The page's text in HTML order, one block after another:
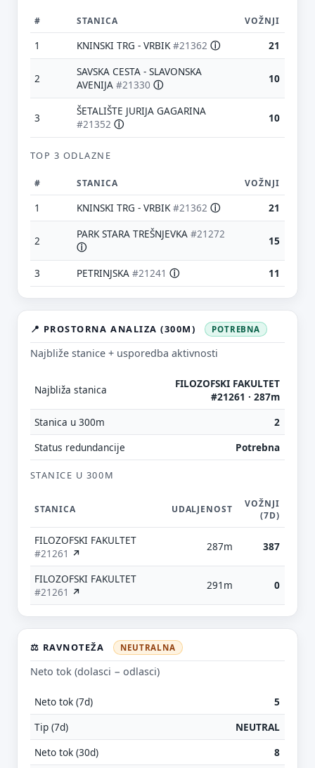
# STANICA VOŽNJI
1 KNINSKI TRG - VRBIK #21362 ⓘ 21
2
SAVSKA CESTA - SLAVONSKA
AVENIJA #21330 ⓘ 10
3
ŠETALIŠTE JURIJA GAGARINA
#21352 ⓘ 10
TOP 3 ODLAZNE
# STANICA VOŽNJI
1 KNINSKI TRG - VRBIK#21362 ⓘ 21
2
PARK STARA TREŠNJEVKA #21272
ⓘ
15
3 PETRINJSKA #21241 ⓘ 11
📍 PROSTORNA ANALIZA (300M) POTREBNA
Najbliže stanice + usporedba aktivnosti
Najbliža stanica
FILOZOFSKI FAKULTET
#21261 · 287m
Stanica u 300m
2
Status redundancije
Potrebna
STANICE U 300M
STANICA UDALJENOST
VOŽNJI
(7D)
FILOZOFSKI FAKULTET
#21261 ↗
287m 387
FILOZOFSKI FAKULTET
#21261 ↗
291m 0
⚖️ RAVNOTEŽA NEUTRALNA
Neto tok (dolasci − odlasci)
Neto tok (7d)
5
Tip (7d)
NEUTRAL
Neto tok (30d)
8
Odustani Pošalji